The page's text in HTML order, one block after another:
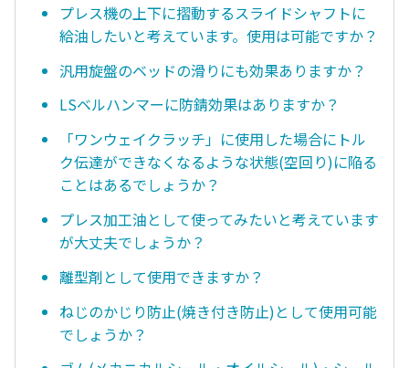
プレス機の上下に摺動するスライドシャフトに
給油したいと考えています。使用は可能ですか？
汎用旋盤のベッドの滑りにも効果ありますか？
LSベルハンマーに防錆効果はありますか？
「ワンウェイクラッチ」に使用した場合にトル
ク伝達ができなくなるような状態(空回り)に陥る
ことはあるでしょうか？
プレス加工油として使ってみたいと考えています
が大丈夫でしょうか？
離型剤として使用できますか？
ねじのかじり防止(焼き付き防止)として使用可能
でしょうか？